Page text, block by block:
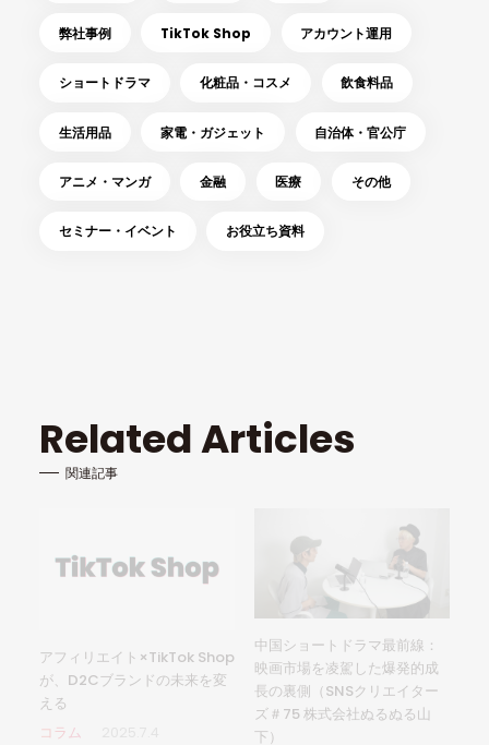
弊社事例 TikTok Shop アカウント運用
ショートドラマ 化粧品・コスメ 飲食料品
生活用品 家電・ガジェット 自治体・官公庁
アニメ・マンガ 金融 医療 その他
セミナー・イベント お役立ち資料
Related Articles
関連記事
アフィリエイト×TikTok Shop
が、D2Cブランドの未来を変
える
コラム
中国ショートドラマ最前線：
映画市場を凌駕した爆発的成
長の裏側（SNSクリエイター
ズ＃75 株式会社ぬるぬる山
下）